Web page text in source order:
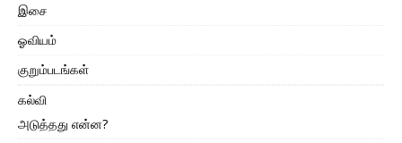
இசை
ஓவியம்
குறும்படங்கள்
கல்வி
அடுத்தது என்ன?